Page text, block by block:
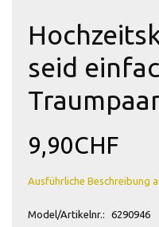
seid
9,90CHF
Ausführliche Beschreibung
Model/Artikelnr.: 6290946